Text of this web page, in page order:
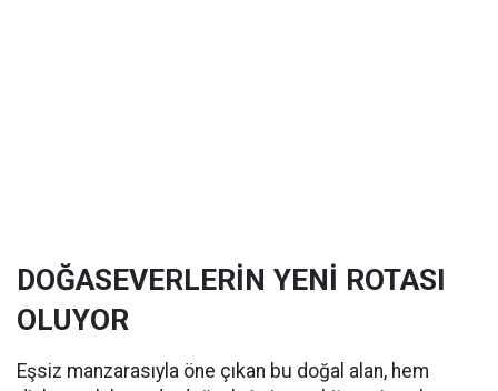
DOĞASEVERLERİN YENİ ROTASI
OLUYOR
Eşsiz manzarasıyla öne çıkan bu doğal alan, hem